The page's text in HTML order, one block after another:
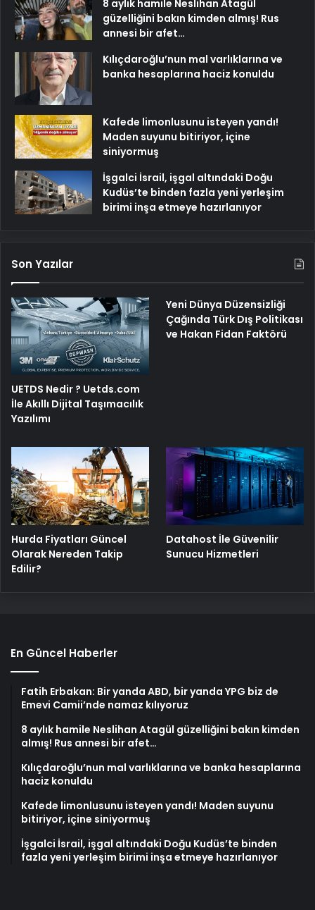
8 aylık hamile Neslihan Atagül
güzelliğini bakın kimden almış! Rus
annesi bir afet…
Kılıçdaroğlu’nun mal varlıklarına ve
banka hesaplarına haciz konuldu
Kafede limonlusunu isteyen yandı!
Maden suyunu bitiriyor, içine
siniyormuş
İşgalci İsrail, işgal altındaki Doğu
Kudüs’te binden fazla yeni yerleşim
birimi inşa etmeye hazırlanıyor
Son Yazılar
UETDS Nedir ? Uetds.com
İle Akıllı Dijital Taşımacılık
Yazılımı
Yeni Dünya Düzensizliği
Çağında Türk Dış Politikası
ve Hakan Fidan Faktörü
Hurda Fiyatları Güncel
Olarak Nereden Takip
Edilir?
Datahost İle Güvenilir
Sunucu Hizmetleri
En Güncel Haberler
Fatih Erbakan: Bir yanda ABD, bir yanda YPG biz de
Emevi Camii’nde namaz kılıyoruz
8 aylık hamile Neslihan Atagül güzelliğini bakın kimden
almış! Rus annesi bir afet…
Kılıçdaroğlu’nun mal varlıklarına ve banka hesaplarına
haciz konuldu
Kafede limonlusunu isteyen yandı! Maden suyunu
bitiriyor, içine siniyormuş
İşgalci İsrail, işgal altındaki Doğu Kudüs’te binden
fazla yeni yerleşim birimi inşa etmeye hazırlanıyor